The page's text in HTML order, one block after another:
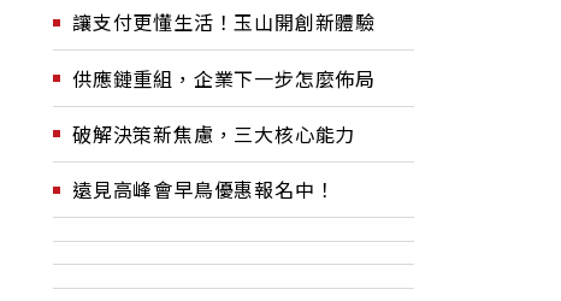
讓支付更懂生活！玉山開創新體驗
供應鏈重組，企業下一步怎麼佈局
破解決策新焦慮，三大核心能力
遠見高峰會早鳥優惠報名中！